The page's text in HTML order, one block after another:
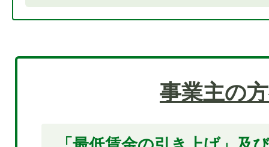
事業主の